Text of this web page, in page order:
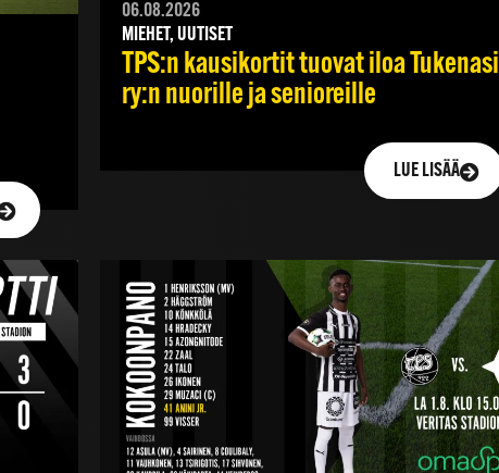
06.08.2026
MIEHET, UUTISET
TPS:n kausikortit tuovat iloa Tukenasi
ry:n nuorille ja senioreille
LUE LISÄÄ